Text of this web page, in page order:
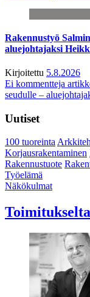
Rakennustyö
aluejohtajaksi
Kirjoitettu 5.8.2026
Ei kommentteja
seudulle –
Uutiset
100 tuoreinta
Korjausrakentaminen
Rakennustuote
Työelämä
Näkökulmat
Toimitukselta